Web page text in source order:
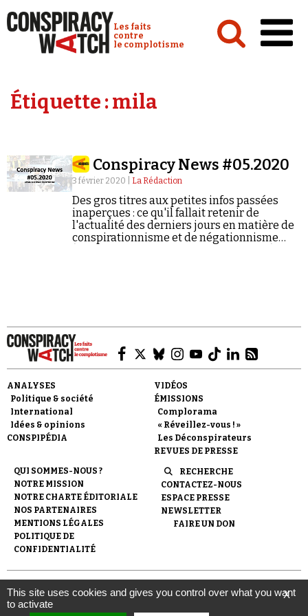
Conspiracy Watch :
Les faits
contre
le complotisme
Analyses
Vidéos
Revues de presse
Faire un don
Demander à Vera
Étiquette :mila
Conspiracy News #05.2020
3 février 2020 | La Rédaction
Des gros titres aux petites infos passées
inaperçues : ce qu'il fallait retenir de
l'actualité des derniers jours en matière de
conspirationnisme et de négationnisme
ANALYSES
Politique & société
International
Idées & opinions
CONSPIPÉDIA
VIDÉOS
ÉMISSIONS
Complorama
« Réveillez-vous ! »
Les Déconspirateurs
REVUES DE PRESSE
QUI SOMMES-NOUS ?
NOTRE MISSION
NOTRE CHARTE ÉDITORIALE
NOS PARTENAIRES
MENTIONS LÉGALES
POLITIQUE DE
CONFIDENTIALITÉ
RECHERCHE
CONTACTEZ-NOUS
ESPACE PRESSE
NEWSLETTER
FAIRE UN DON
© 2007- 2026 Conspiracy Watch | Une réalisation de
l'Observatoire du conspirationnisme (association loi de 1901) avec
le soutien de la Fondation pour la Mémoire de la Shoah.
X
This site uses cookies and gives you control over what you want
to activate